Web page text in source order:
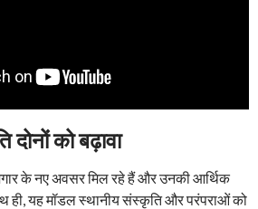
को बढ़ावा
के नए अवसर मिल रहे हैं और उनकी आर्थिक
ही, यह मॉडल स्थानीय संस्कृति और परंपराओं को